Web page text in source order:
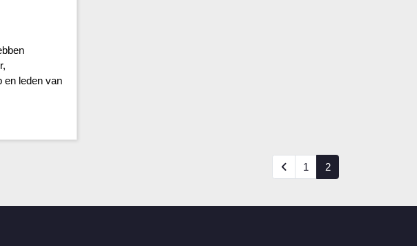
en leden van
1 2